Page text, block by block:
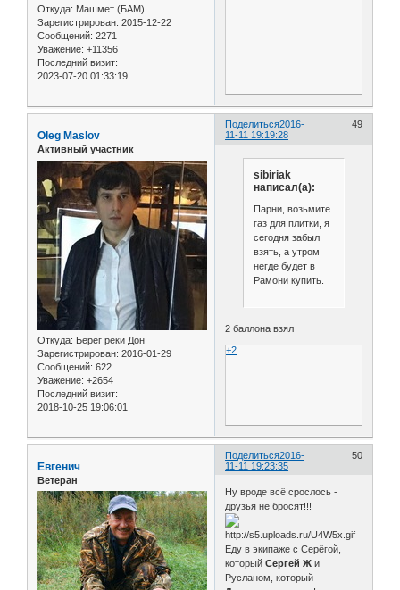
Откуда: Машмет (БАМ)
Зарегистрирован: 2015-12-22
Сообщений: 2271
Уважение: +11356
Последний визит:
2023-07-20 01:33:19
Поделиться 49
2016-
11-11 19:19:28
Oleg Maslov
Активный участник
Откуда: Берег реки Дон
Зарегистрирован: 2016-01-29
Сообщений: 622
Уважение: +2654
Последний визит:
2018-10-25 19:06:01
sibiriak
написал(а):
Парни, возьмите
газ для плитки, я
сегодня забыл
взять, а утром
негде будет в
Рамони купить.
2 баллона взял
+2
Поделиться 50
2016-
11-11 19:23:35
Евгенич
Ветеран
Ну вроде всё срослось -
друзья не бросят!!!
Еду в экипаже с Серёгой,
который Сергей Ж и
Русланом, который